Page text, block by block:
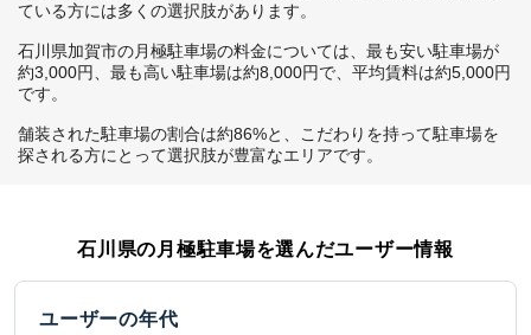
ている方には多くの選択肢があります。
石川県加賀市の月極駐車場の料金については、最も安い駐車場が
約3,000円、最も高い駐車場は約8,000円で、平均賃料は約5,000円
です。
舗装された駐車場の割合は約86%と、こだわりを持って駐車場を
探される方にとって選択肢が豊富なエリアです。
石川県の月極駐車場を選んだユーザー情報
ユーザーの年代